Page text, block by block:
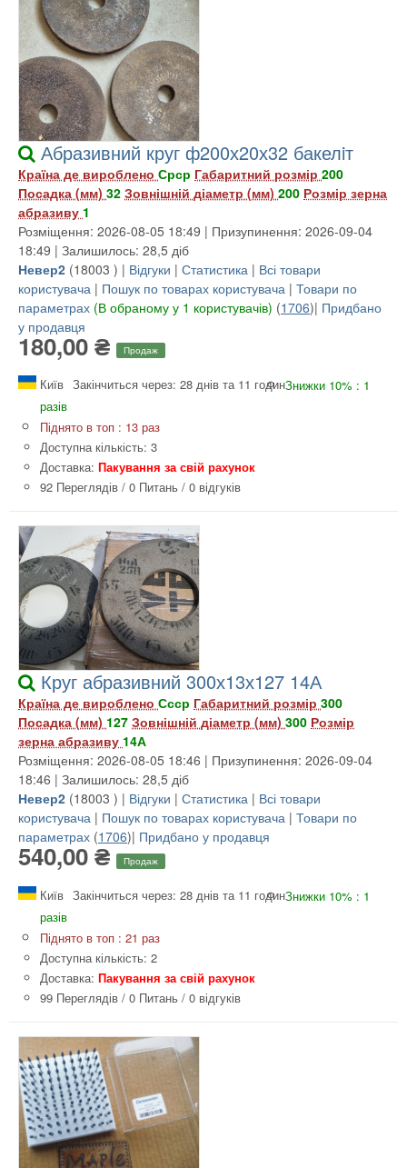
Абразивний круг ф200х20х32 бакелiт
Країна де вироблено Срср Габаритний розмір 200
Посадка (мм) 32 Зовнішній діаметр (мм) 200 Розмір зерна
абразиву 1
Розміщення: 2026-08-05 18:49 | Призупинення: 2026-09-04
18:49 | Залишилось: 28,5 діб
Невер2 (18003 ) | Відгуки | Статистика | Всі товари
користувача | Пошук по товарах користувача | Товари по
параметрах (В обраному у 1 користувачів) (1706)| Придбано
у продавця
180,00 ₴ Продаж
Київ Закінчиться через: 28 днів та 11 годинЗнижки 10% : 1
разів
Піднято в топ : 13 раз
Доступна кількість: 3
Доставка: Пакування за свій рахунок
92 Переглядів / 0 Питань / 0 відгуків
Круг абразивний 300х13х127 14А
Країна де вироблено Ссср Габаритний розмір 300
Посадка (мм) 127 Зовнішній діаметр (мм) 300 Розмір
зерна абразиву 14А
Розміщення: 2026-08-05 18:46 | Призупинення: 2026-09-04
18:46 | Залишилось: 28,5 діб
Невер2 (18003 ) | Відгуки | Статистика | Всі товари
користувача | Пошук по товарах користувача | Товари по
параметрах (1706)| Придбано у продавця
540,00 ₴ Продаж
Київ Закінчиться через: 28 днів та 11 годинЗнижки 10% : 1
разів
Піднято в топ : 21 раз
Доступна кількість: 2
Доставка: Пакування за свій рахунок
99 Переглядів / 0 Питань / 0 відгуків